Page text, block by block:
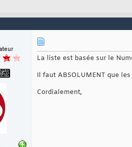
La liste est basée sur le
Il faut ABSOLUMENT que
Cordialement,